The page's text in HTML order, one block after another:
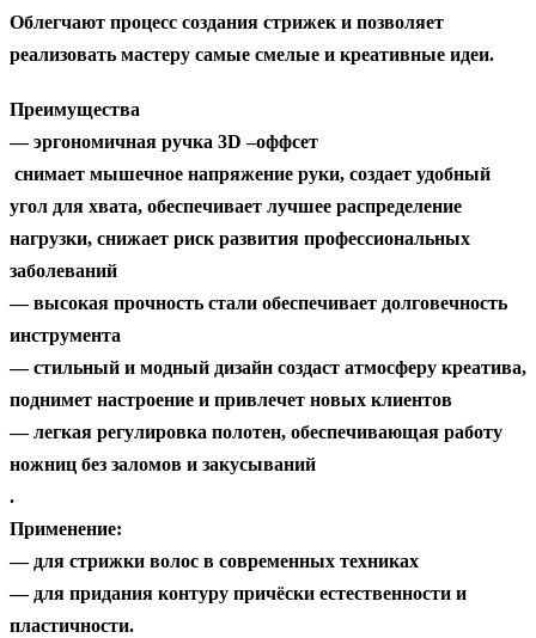
Облегчают процесс создания стрижек и позволяет
реализовать мастеру самые смелые и креативные идеи.
Преимущества
— эргономичная ручка 3D –оффсет
снимает мышечное напряжение руки, создает удобный
угол для хвата, обеспечивает лучшее распределение
нагрузки, снижает риск развития профессиональных
заболеваний
— высокая прочность стали обеспечивает долговечность
инструмента
— стильный и модный дизайн создаст атмосферу креатива,
поднимет настроение и привлечет новых клиентов
— легкая регулировка полотен, обеспечивающая работу
ножниц без заломов и закусываний
.
Применение:
— для стрижки волос в современных техниках
— для придания контуру причёски естественности и
пластичности.